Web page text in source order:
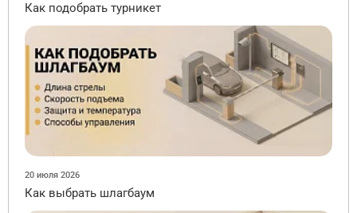
Как подобрать турникет
20 июля 2026
Как выбрать шлагбаум